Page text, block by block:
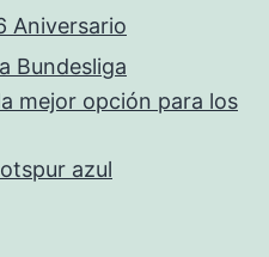
Aniversario
Bundesliga
mejor opción para los
azul